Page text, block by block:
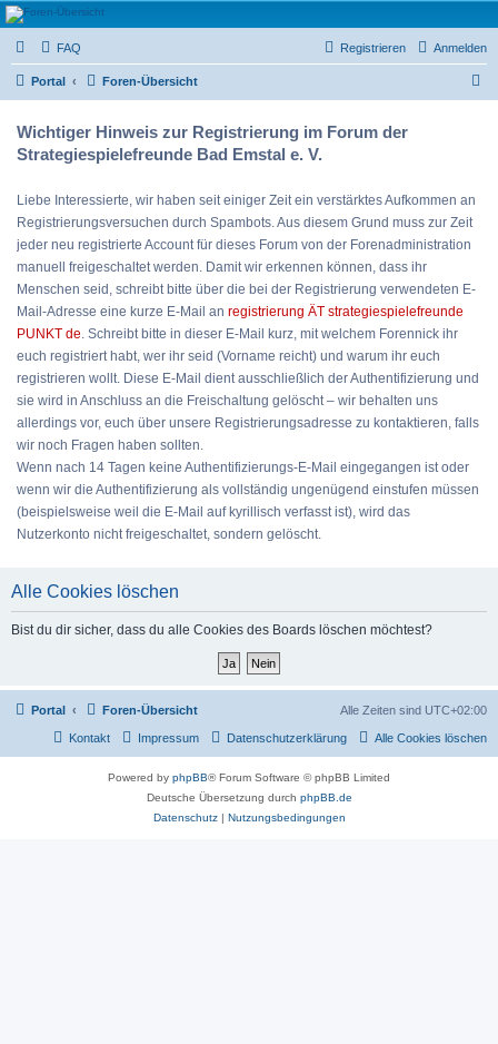
Strategiespielefreunde
Bad Emstal e.V.
Das Forum der Strategiespielefreunde Bad Emstal e.V. - Tabletop und mehr
FAQ Anmelden
Registrieren
Portal Foren-Übersicht
Wichtiger Hinweis zur Registrierung im Forum der
Strategiespielefreunde Bad Emstal e. V.
Liebe Interessierte, wir haben seit einiger Zeit ein verstärktes Aufkommen an
Registrierungsversuchen durch Spambots. Aus diesem Grund muss zur Zeit
jeder neu registrierte Account für dieses Forum von der Forenadministration
manuell freigeschaltet werden. Damit wir erkennen können, dass ihr
Menschen seid, schreibt bitte über die bei der Registrierung verwendeten E-
Mail-Adresse eine kurze E-Mail an registrierung ÄT strategiespielefreunde
PUNKT de. Schreibt bitte in dieser E-Mail kurz, mit welchem Forennick ihr
euch registriert habt, wer ihr seid (Vorname reicht) und warum ihr euch
registrieren wollt. Diese E-Mail dient ausschließlich der Authentifizierung und
sie wird in Anschluss an die Freischaltung gelöscht – wir behalten uns
allerdings vor, euch über unsere Registrierungsadresse zu kontaktieren, falls
wir noch Fragen haben sollten.
Wenn nach 14 Tagen keine Authentifizierungs-E-Mail eingegangen ist oder
wenn wir die Authentifizierung als vollständig ungenügend einstufen müssen
(beispielsweise weil die E-Mail auf kyrillisch verfasst ist), wird das
Nutzerkonto nicht freigeschaltet, sondern gelöscht.
Alle Cookies löschen
Bist du dir sicher, dass du alle Cookies des Boards löschen möchtest?
Portal Foren-Übersicht Alle Zeiten sind UTC+02:00
Alle Cookies löschen
Datenschutzerklärung
Impressum
Kontakt
Powered by phpBB® Forum Software © phpBB Limited
Deutsche Übersetzung durch phpBB.de
Datenschutz| Nutzungsbedingungen